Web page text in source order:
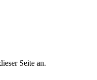
Seite an.